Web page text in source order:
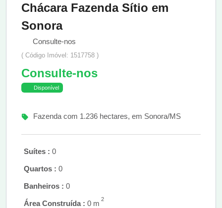
Chácara Fazenda Sítio em
Sonora
Consulte-nos
( Código Imóvel: 1517758 )
Consulte-nos
Disponível
Fazenda com 1.236 hectares, em Sonora/MS
Suítes : 0
Quartos : 0
Banheiros : 0
Área Construída : 0 m 2